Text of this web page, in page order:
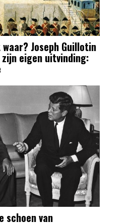
Joseph Guillotin
eigen uitvinding:
schoen van